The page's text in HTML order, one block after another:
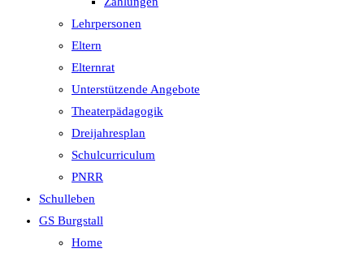
Lehrpersonen
Eltern
Elternrat
Unterstützende Angebote
Theaterpädagogik
Dreijahresplan
Schulcurriculum
PNRR
Schulleben
GS Burgstall
Home